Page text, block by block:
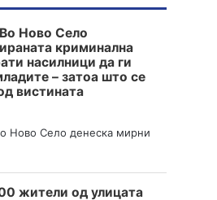
Ново Село
криминална
насилници да ги
– затоа што се
вистината
Ново Село денеска мирни
жители од улицата